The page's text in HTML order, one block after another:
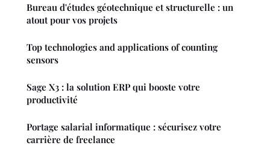
Bureau d'études géotechnique et structurelle : un
atout pour vos projets
Top technologies and applications of counting
sensors
Sage X3 : la solution ERP qui booste votre
productivité
Portage salarial informatique : sécurisez votre
carrière de freelance